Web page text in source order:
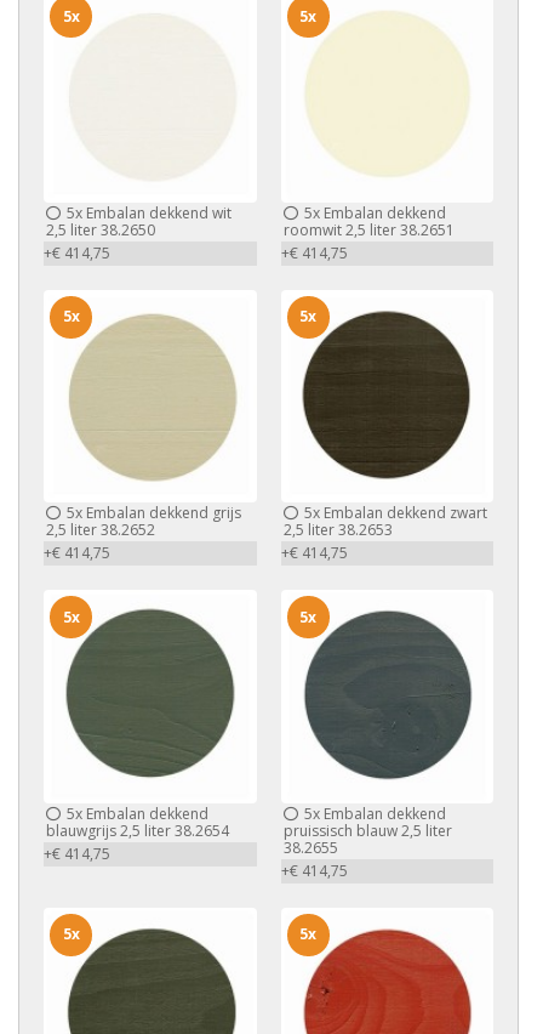
5x Embalan dekkend wit
2,5 liter 38.2650
+€ 414,75
5x
5xEmbalan dekkend
roomwit 2,5 liter 38.2651
+€ 414,75
5x
5x Embalan dekkend grijs
2,5 liter 38.2652
+€ 414,75
5x
5xEmbalan dekkend zwart
2,5 liter 38.2653
+€ 414,75
5x
5x Embalan dekkend
blauwgrijs 2,5 liter 38.2654
+€ 414,75
5x
5xEmbalan dekkend
pruissisch blauw 2,5 liter
38.2655
+€ 414,75
5x
5x 5x